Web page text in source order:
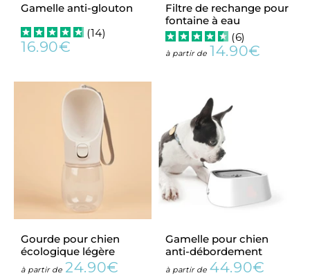
Gamelle anti-glouton
(14)
Prix
16.90€
Filtre de rechange pour
fontaine à eau
(6)
à partir de Prix
14.90€
Gourde pour chien
écologique légère
à partir de Prix
24.90€
Gamelle pour chien
anti-débordement
à partir dePrix
44.90€